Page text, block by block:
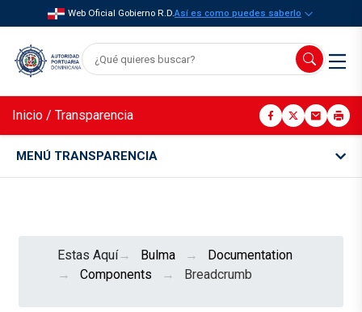
Web Oficial Gobierno R.D.Así es como puedes saberlo
Inicio / Transparencia
MENÚ TRANSPARENCIA
Estas Aquí Bulma
Documentation
Components
Breadcrumb